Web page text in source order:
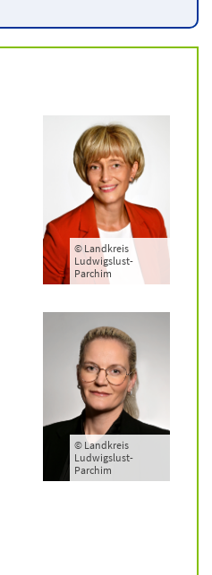
© Landkreis
Ludwigslust-
Parchim
© Landkreis
Ludwigslust-
Parchim